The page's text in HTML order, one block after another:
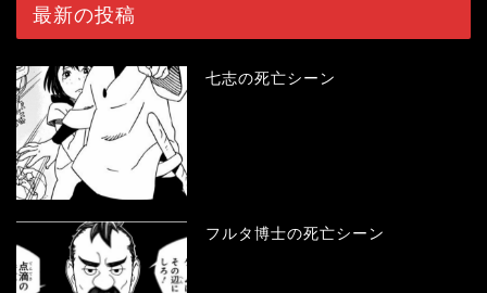
最新の投稿
七志の死亡シーン
フルタ博士の死亡シーン